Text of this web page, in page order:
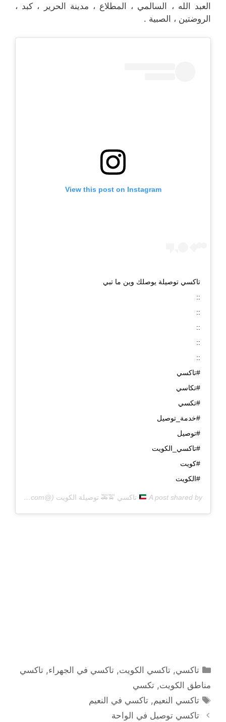
العبد الله ، السالمي ، المطلاع ، مدينة الحرير ، كبد ،
الروضتين ، الصبية .
View this post on Instagram
تاكسي توصيلة يوصلك وين ما تبي
::
::
::
::
::
#تاكسي
#تكاسي
#تكسي
#خدمة_توصيل
#توصيل
#تاكسي_الكويت
#كويت
#الكويت
A post shared by تاكسي 🚖
🚕توصيلة الكويت (@carsofq8com) on
التصنيفات
تاكسي,تاكسي الكويت,تاكسي في الجهراء,تاكسي
مناطق الكويت, تكسي
الوسوم
تاكسي النعيم,تاكسي في النعيم
تاكسي توصيل في الواحة